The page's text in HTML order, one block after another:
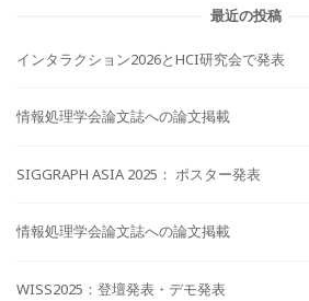
最近の投稿
インタラクション2026とHCI研究会で発表
情報処理学会論文誌への論文掲載
SIGGRAPH ASIA 2025： ポスター発表
情報処理学会論文誌への論文掲載
WISS2025：登壇発表・デモ発表